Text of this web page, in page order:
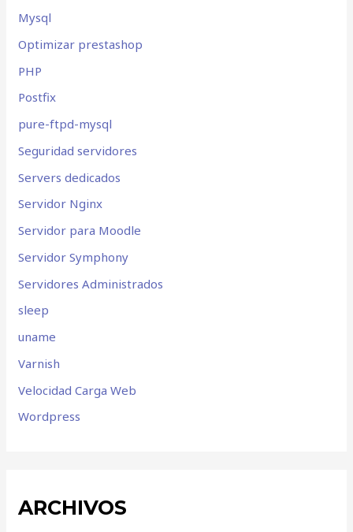
Mysql
Optimizar prestashop
PHP
Postfix
pure-ftpd-mysql
Seguridad servidores
Servers dedicados
Servidor Nginx
Servidor para Moodle
Servidor Symphony
Servidores Administrados
sleep
uname
Varnish
Velocidad Carga Web
Wordpress
ARCHIVOS